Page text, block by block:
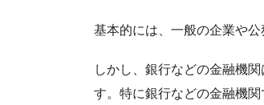
基本的には、一般の企業や
しかし、銀行などの金融機
す。特に銀行などの金融機